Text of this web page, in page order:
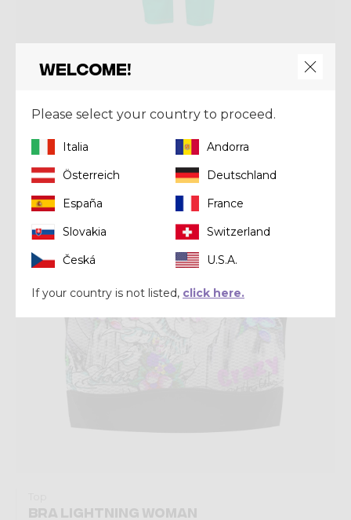
Pant
€ 90,00 € 63,00
BRA LIGHTNING WOMAN
Welcome!
Please select your country to proceed.
Italia
Andorra
Österreich
Deutschland
España
France
Slovakia
Switzerland
Česká
U.S.A.
If your country is not listed, click here.